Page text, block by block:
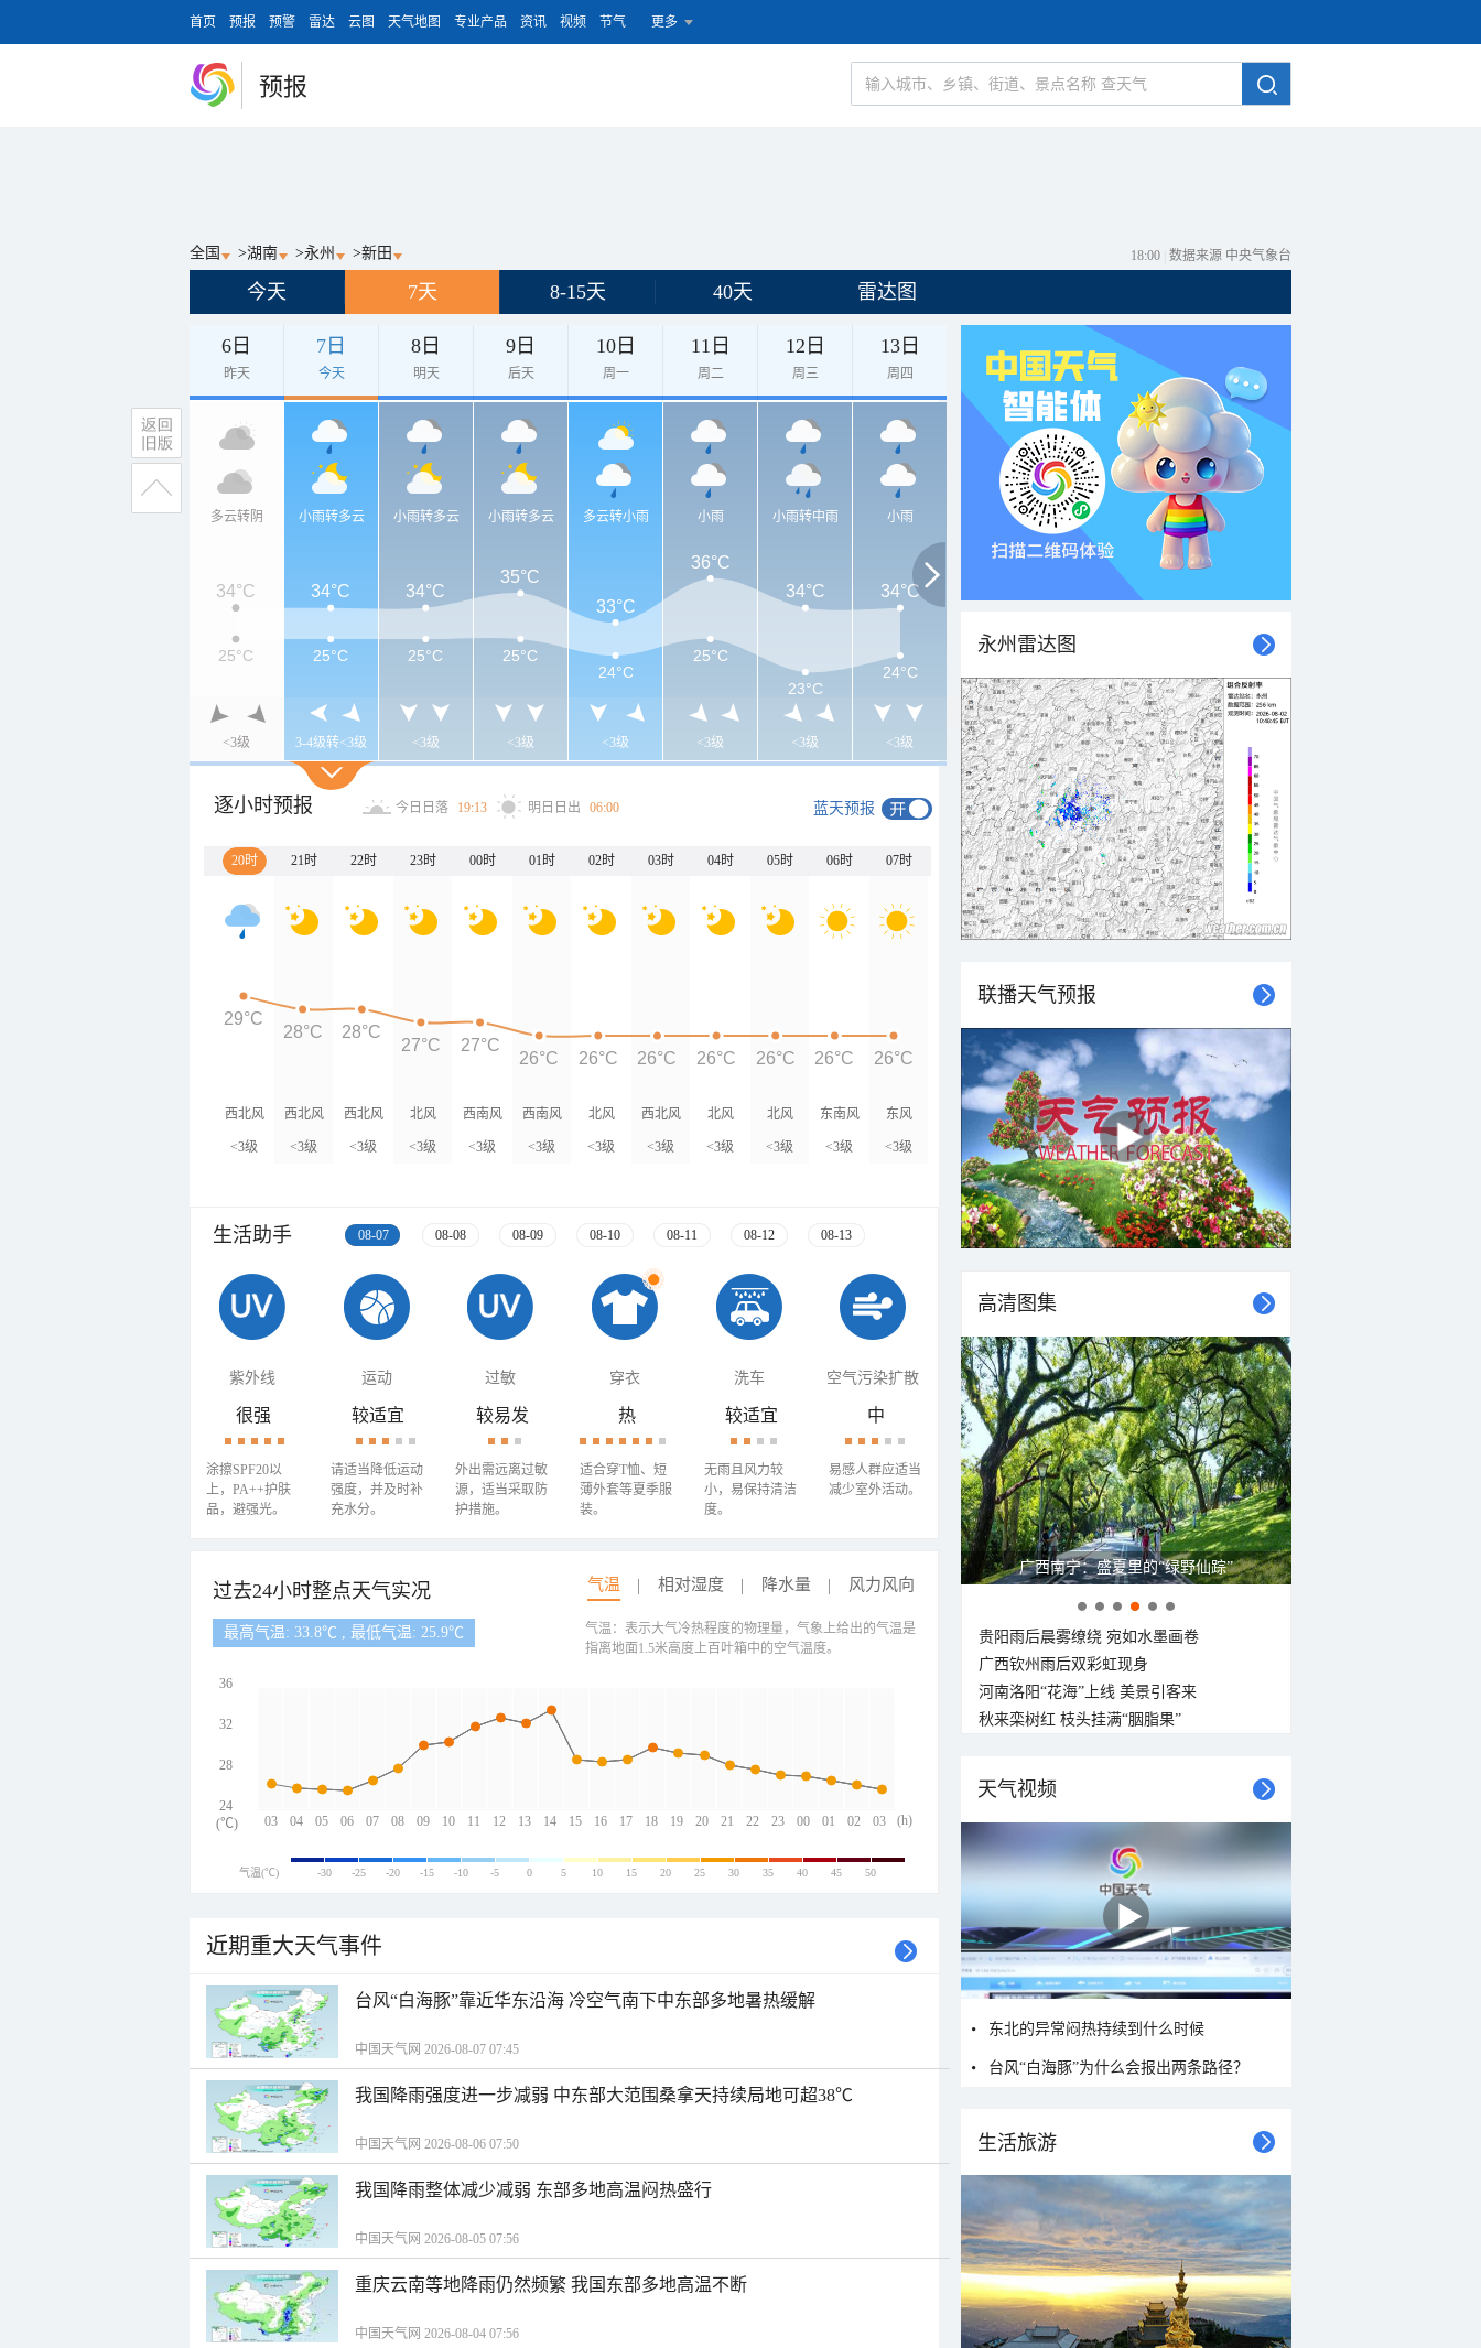
首页 预报 预警 雷达 云图 天气地图 专业产品 资讯 视频 节气 更多
预报
全国 >湖南 >永州 >新田 18:00 数据来源 中央气象台
今天 7天 8-15天 40天 雷达图
6日
昨天
7日
今天
8日
明天
9日
后天
10日
周一
11日
周二
12日
周三
13日
周四
多云转阴
<3级
小雨转多云
3-4级转<3级
小雨转多云
<3级
小雨转多云
<3级
多云转小雨
<3级
小雨
<3级
小雨转中雨
<3级
小雨
<3级
34°C 34°C 34°C
35°C
33°C
36°C
34°C 34°C
25°C 25°C 25°C
25°C
24°C
25°C
23°C
24°C
逐小时预报 今日日落 19:13 明日日出 06:00 蓝天预报
20时 21时 22时 23时 00时 01时 02时 03时 04时 05时 06时 07时
西北风
<3级
西北风
<3级
西北风
<3级
北风
<3级
西南风
<3级
西南风
<3级
北风
<3级
西北风
<3级
北风
<3级
北风
<3级
东南风
<3级
东风
<3级
29°C
28°C 28°C
27°C 27°C
26°C 26°C 26°C 26°C 26°C 26°C 26°C
生活助手 08-07 08-08 08-09 08-10 08-11 08-12 08-13
紫外线 运动 过敏 穿衣 洗车 空气污染扩散
很强
涂擦SPF20以
上，PA++护肤
品，避强光。
较适宜
请适当降低运动
强度，并及时补
充水分。
较易发
外出需远离过敏
源，适当采取防
护措施。
热
适合穿T恤、短
薄外套等夏季服
装。
较适宜
无雨且风力较
小，易保持清洁
度。
中
易感人群应适当
减少室外活动。
过去24小时整点天气实况 气温 相对湿度 降水量 风力风向
最高气温: 33.8℃ , 最低气温: 25.9℃
03 04 05 06 07 08 09 10 11 12 13 14 15 16 17 18 19 20 21 22 23 00 01 02 03
36
32
28
24
(h)
(℃)
气温：表示大气冷热程度的物理量，气象上给出的气温是
指离地面1.5米高度上百叶箱中的空气温度。
气温(℃) -30 -25 -20 -15 -10 -5 0 5 10 15 20 25 30 35 40 45 50
近期重大天气事件
台风“白海豚”靠近华东沿海 冷空气南下中东部多地暑热缓解
中国天气网 2026-08-07 07:45
我国降雨强度进一步减弱 中东部大范围桑拿天持续局地可超38℃
中国天气网 2026-08-06 07:50
我国降雨整体减少减弱 东部多地高温闷热盛行
中国天气网 2026-08-05 07:56
重庆云南等地降雨仍然频繁 我国东部多地高温不断
中国天气网 2026-08-04 07:56
永州雷达图
联播天气预报
高清图集
广西南宁：盛夏里的“绿野仙踪”
贵阳雨后晨雾缭绕 宛如水墨画卷
广西钦州雨后双彩虹现身
河南洛阳“花海”上线 美景引客来
秋来栾树红 枝头挂满“胭脂果”
天气视频
东北的异常闷热持续到什么时候
台风“白海豚”为什么会报出两条路径？
生活旅游